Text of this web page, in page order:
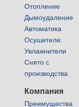
Отопление
Дымоудаление
Автоматика
Осушители
Увлажнители
Снято с
производства
Компания
Преимущества